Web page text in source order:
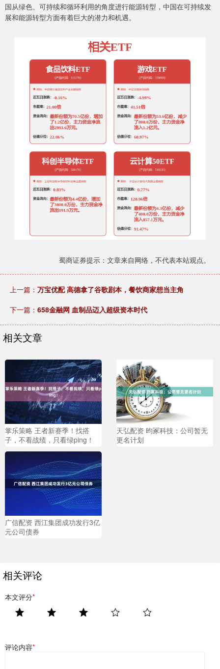
国从绿色、可持续和循环利用的角度进行能源转型，中国在可持续发
展和能源转型方面有着巨大的潜力和机遇。
蜀商证券提示：文章来自网络，不代表本站观点。
上一篇： 万宝优配 高德拿了谷歌剧本，餐饮商家想当主角
下一篇： 658金融网 血制品迈入超级资本时代
相关文章
掌乐策略 王者新赛季！找搭
子，不看战绩，只看绿ping！
天弘配资 昀冢科技：公司暂无
更名计划
广信配资 西江集团成功发行3亿
元公司债券
相关评论
本文评分*
评论内容*